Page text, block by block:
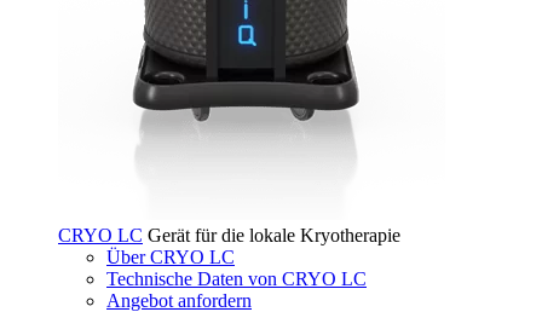
CRYO LC Gerät für die lokale Kryotherapie
Über CRYO LC
Technische Daten von CRYO LC
Angebot anfordern